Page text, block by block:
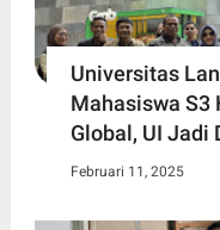
Universitas
Mahasiswa S3
Global, UI Jadi
Februari 11, 2025